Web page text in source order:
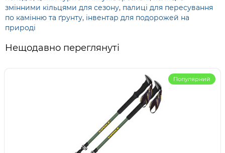
змінними кільцями для сезону, палиці для пересування
по камінню та ґрунту, інвентар для подорожей на
природі
Нещодавно переглянуті
Популярний